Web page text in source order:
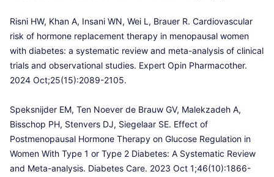
Risni HW, Khan A, Insani WN, Wei L, Brauer R. Cardiovascular
risk of hormone replacement therapy in menopausal women
with diabetes: a systematic review and meta-analysis of clinical
trials and observational studies. Expert Opin Pharmacother.
2024 Oct;25(15):2089-2105.
Speksnijder EM, Ten Noever de Brauw GV, Malekzadeh A,
Bisschop PH, Stenvers DJ, Siegelaar SE. Effect of
Postmenopausal Hormone Therapy on Glucose Regulation in
Women With Type 1 or Type 2 Diabetes: A Systematic Review
and Meta-analysis. Diabetes Care. 2023 Oct 1;46(10):1866-